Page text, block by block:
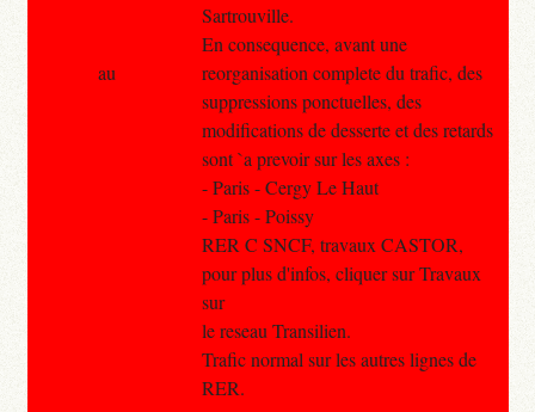
Sartrouville.
En consequence, avant une
reorganisation complete du trafic, des
suppressions ponctuelles, des
modifications de desserte et des retards
sont `a prevoir sur les axes :
- Paris - Cergy Le Haut
- Paris - Poissy
RER C SNCF, travaux CASTOR,
pour plus d'infos, cliquer sur Travaux
sur
le reseau Transilien.
Trafic normal sur les autres lignes de
RER.
au